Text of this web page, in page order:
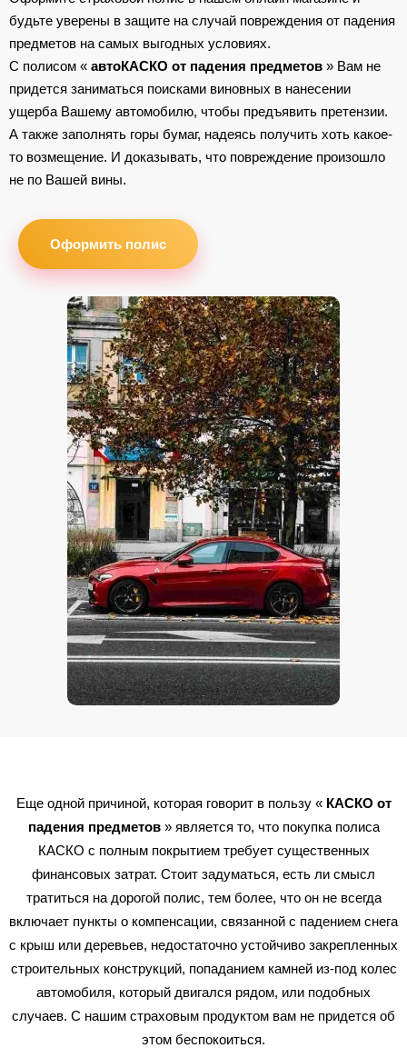
будьте уверены в защите на случай повреждения от падения
предметов на самых выгодных условиях.
С полисом « автоКАСКО от падения предметов » Вам не
придется заниматься поисками виновных в нанесении
ущерба Вашему автомобилю, чтобы предъявить претензии.
А также заполнять горы бумаг, надеясь получить хоть какое-
то возмещение. И доказывать, что повреждение произошло
не по Вашей вины.
Оформить полис
Еще одной причиной, которая говорит в пользу «КАСКО от
падения предметов » является то, что покупка полиса
КАСКО с полным покрытием требует существенных
финансовых затрат. Стоит задуматься, есть ли смысл
тратиться на дорогой полис, тем более, что он не всегда
включает пункты о компенсации, связанной с падением снега
с крыш или деревьев, недостаточно устойчиво закрепленных
строительных конструкций, попаданием камней из-под колес
автомобиля, который двигался рядом, или подобных
случаев. С нашим страховым продуктом вам не придется об
этом беспокоиться.